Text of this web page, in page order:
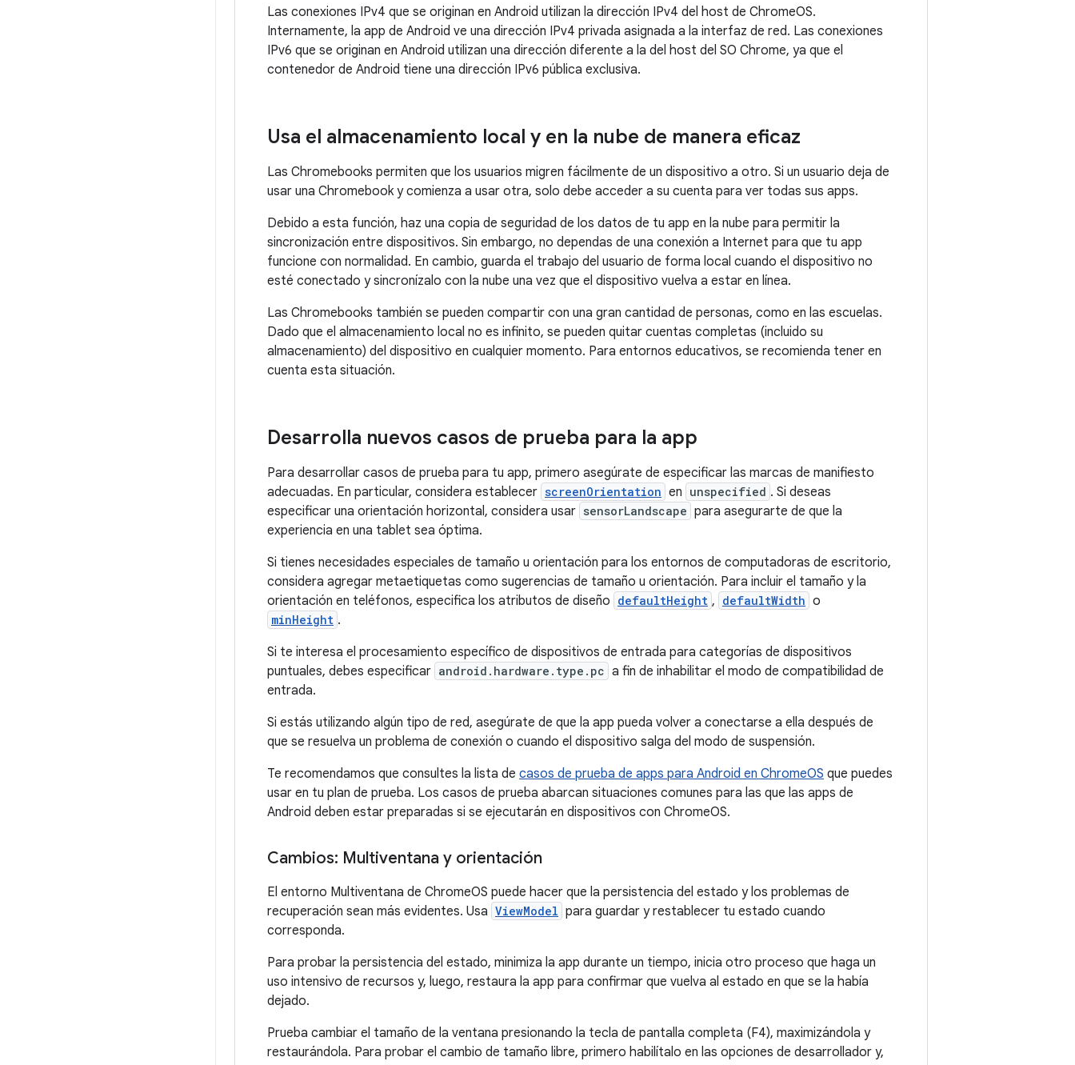
Las conexiones IPv4 que se originan en Android utilizan la dirección IPv4 del host de ChromeOS.
Internamente, la app de Android ve una dirección IPv4 privada asignada a la interfaz de red. Las conexiones
IPv6 que se originan en Android utilizan una dirección diferente a la del host del SO Chrome, ya que el
contenedor de Android tiene una dirección IPv6 pública exclusiva.
Usa el almacenamiento local y en la nube de manera eficaz
Las Chromebooks permiten que los usuarios migren fácilmente de un dispositivo a otro. Si un usuario deja de
usar una Chromebook y comienza a usar otra, solo debe acceder a su cuenta para ver todas sus apps.
Debido a esta función, haz una copia de seguridad de los datos de tu app en la nube para permitir la
sincronización entre dispositivos. Sin embargo, no dependas de una conexión a Internet para que tu app
funcione con normalidad. En cambio, guarda el trabajo del usuario de forma local cuando el dispositivo no
esté conectado y sincronízalo con la nube una vez que el dispositivo vuelva a estar en línea.
Las Chromebooks también se pueden compartir con una gran cantidad de personas, como en las escuelas.
Dado que el almacenamiento local no es infinito, se pueden quitar cuentas completas (incluido su
almacenamiento) del dispositivo en cualquier momento. Para entornos educativos, se recomienda tener en
cuenta esta situación.
Desarrolla nuevos casos de prueba para la app
Para desarrollar casos de prueba para tu app, primero asegúrate de especificar las marcas de manifiesto
adecuadas. En particular, considera establecer screenOrientation en unspecified . Si deseas
especificar una orientación horizontal, considera usar sensorLandscape para asegurarte de que la
experiencia en una tablet sea óptima.
Si tienes necesidades especiales de tamaño u orientación para los entornos de computadoras de escritorio,
considera agregar metaetiquetas como sugerencias de tamaño u orientación. Para incluir el tamaño y la
orientación en teléfonos, especifica los atributos de diseño defaultHeight , defaultWidth o
minHeight .
Si te interesa el procesamiento específico de dispositivos de entrada para categorías de dispositivos
puntuales, debes especificar android.hardware.type.pc a fin de inhabilitar el modo de compatibilidad de
entrada.
Si estás utilizando algún tipo de red, asegúrate de que la app pueda volver a conectarse a ella después de
que se resuelva un problema de conexión o cuando el dispositivo salga del modo de suspensión.
Te recomendamos que consultes la lista de casos de prueba de apps para Android en ChromeOS que puedes
usar en tu plan de prueba. Los casos de prueba abarcan situaciones comunes para las que las apps de
Android deben estar preparadas si se ejecutarán en dispositivos con ChromeOS.
Cambios: Multiventana y orientación
El entorno Multiventana de ChromeOS puede hacer que la persistencia del estado y los problemas de
recuperación sean más evidentes. Usa ViewModel para guardar y restablecer tu estado cuando
corresponda.
Para probar la persistencia del estado, minimiza la app durante un tiempo, inicia otro proceso que haga un
uso intensivo de recursos y, luego, restaura la app para confirmar que vuelva al estado en que se la había
dejado.
Prueba cambiar el tamaño de la ventana presionando la tecla de pantalla completa (F4), maximizándola y
restaurándola. Para probar el cambio de tamaño libre, primero habilítalo en las opciones de desarrollador y,